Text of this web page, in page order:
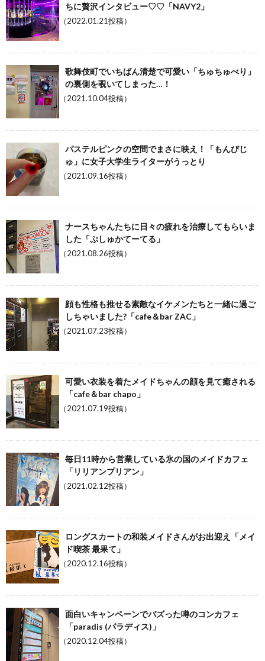
ちに贅沢インタビュー♡♡「NAVY2」
（2022.01.21投稿）
歌舞伎町でいちばん清楚で可愛い「ちゅちゅべり」
の裏側を覗いてしまった…！
（2021.10.04投稿）
パステルピンクの空間でまさに映え！「もんびじ
ゅ」に女子大学生ライターがうっとり
（2021.09.16投稿）
ナースちゃんたちに日々の疲れを治療してもらいま
した「ぷしゅかてーてる」
（2021.08.26投稿）
顔も性格も推せる素敵なイケメンたちと一緒に過ご
しちゃいました?「cafe＆bar ZAC」
（2021.07.23投稿）
可愛い衣装を着たメイドちゃんの顔を見て癒される
「cafe＆bar chapo」
（2021.07.19投稿）
毎日11時から営業している氷の国のメイドカフェ
「リリアンプリアン」
（2021.02.12投稿）
ロングスカートの和装メイドさんがお出迎え「メイ
ド喫茶 最果て」
（2020.12.16投稿）
面白いキャンペーンでバズった噂のコンカフェ
「paradis (パラディス)」
（2020.12.04投稿）